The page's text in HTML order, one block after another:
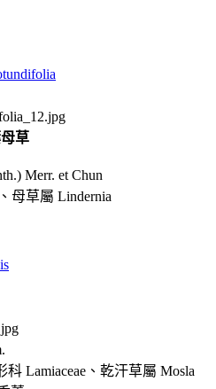
草
Merr. et Chun
母草屬 Lindernia
Lamiaceae、乾汗草屬 Mosla